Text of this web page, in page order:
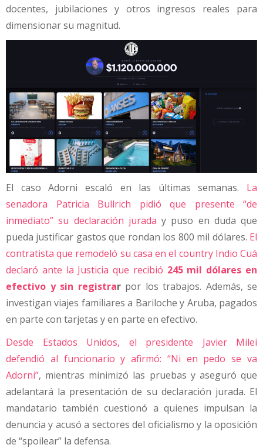
docentes, jubilaciones y otros ingresos reales para
dimensionar su magnitud.
El caso Adorni escaló en las últimas semanas. La
senadora Patricia Bullrich pidió que presente “de
inmediato” su declaración jurada y puso en duda que
pueda justificar gastos que rondan los 800 mil dólares. El
contratista que remodeló su casa en el country Indio Cuá
declaró ante la Justicia que recibió 245 mil dólares en
efectivo y sin registrarpor los trabajos. Además, se
investigan viajes familiares a Bariloche y Aruba, pagados
en parte con tarjetas y en parte en efectivo.
Desde Estados Unidos, el presidente Javier Milei
defendió al funcionario y afirmó: “Ni en pedo se va
Adorni”, mientras minimizó las pruebas y aseguró que
adelantará la presentación de su declaración jurada. El
mandatario también cuestionó a quienes impulsan la
denuncia y acusó a sectores del oficialismo y la oposición
de “spoilear” la defensa.